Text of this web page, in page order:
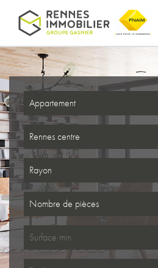
Appartement
Rennes centre
Rayon
Nombre de pièces